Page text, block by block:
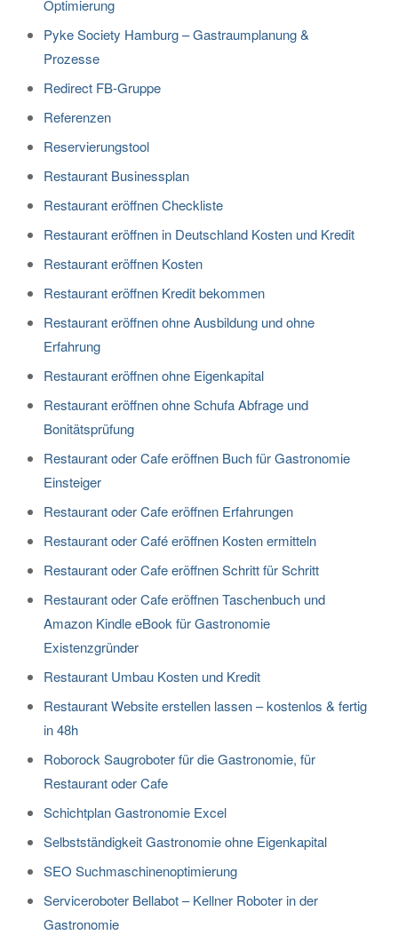
Optimierung
Pyke Society Hamburg – Gastraumplanung &
Prozesse
Redirect FB-Gruppe
Referenzen
Reservierungstool
Restaurant Businessplan
Restaurant eröffnen Checkliste
Restaurant eröffnen in Deutschland Kosten und Kredit
Restaurant eröffnen Kosten
Restaurant eröffnen Kredit bekommen
Restaurant eröffnen ohne Ausbildung und ohne
Erfahrung
Restaurant eröffnen ohne Eigenkapital
Restaurant eröffnen ohne Schufa Abfrage und
Bonitätsprüfung
Restaurant oder Cafe eröffnen Buch für Gastronomie
Einsteiger
Restaurant oder Cafe eröffnen Erfahrungen
Restaurant oder Café eröffnen Kosten ermitteln
Restaurant oder Cafe eröffnen Schritt für Schritt
Restaurant oder Cafe eröffnen Taschenbuch und
Amazon Kindle eBook für Gastronomie
Existenzgründer
Restaurant Umbau Kosten und Kredit
Restaurant Website erstellen lassen – kostenlos & fertig
in 48h
Roborock Saugroboter für die Gastronomie, für
Restaurant oder Cafe
Schichtplan Gastronomie Excel
Selbstständigkeit Gastronomie ohne Eigenkapital
SEO Suchmaschinenoptimierung
Serviceroboter Bellabot – Kellner Roboter in der
Gastronomie